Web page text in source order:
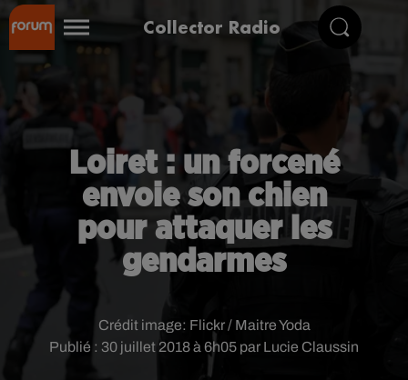
Collector Radio
Loiret : un forcené
envoie son chien
pour attaquer les
gendarmes
Publié : 30 juillet 2018 à 6h05 par Lucie Claussin
Crédit image: Flickr / Maitre Yoda